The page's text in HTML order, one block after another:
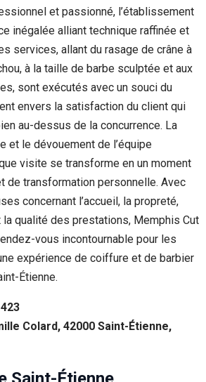
et passionné, l’établissement
inégalée alliant technique raffinée et
services, allant du rasage de crâne à
à la taille de barbe sculptée et aux
sont exécutés avec un souci du
envers la satisfaction du client qui
au-dessus de la concurrence. La
et le dévouement de l’équipe
visite se transforme en un moment
de transformation personnelle. Avec
concernant l’accueil, la propreté,
la qualité des prestations, Memphis Cut
vous incontournable pour les
expérience de coiffure et de barbier
Étienne.
Colard, 42000 Saint-Étienne,